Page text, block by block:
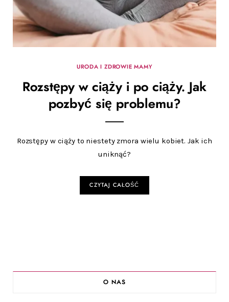
URODA I ZDROWIE MAMY
Rozstępy w ciąży i po ciąży. Jak
pozbyć się problemu?
Rozstępy w ciąży to niestety zmora wielu kobiet. Jak ich
uniknąć?
CZYTAJ CAŁOŚĆ
O NAS